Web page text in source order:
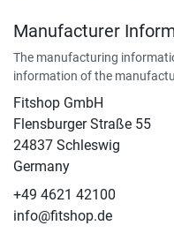
Manufacturer
The manufacturing
information of the
Fitshop GmbH
Flensburger Straße 55
24837 Schleswig
Germany
+49 4621 42100
info@fitshop.de